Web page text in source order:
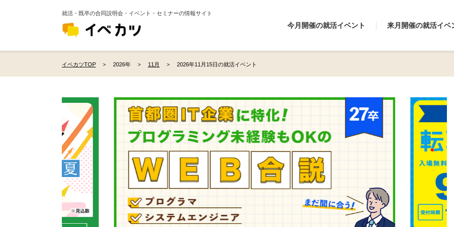
就活・既卒の合同説明会・イベント・セミナーの情報サイト
今月開催の就活イベント 来月開催の就活イベ
イベカツTOP 2026年 11月 2026年11月15日の就活イベント